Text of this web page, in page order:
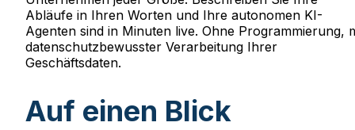
Abläufe in Ihren Worten und Ihre autonomen KI-
Agenten sind in Minuten live. Ohne Programmierung,
datenschutzbewusster Verarbeitung Ihrer
Geschäftsdaten.
Auf einen Blick